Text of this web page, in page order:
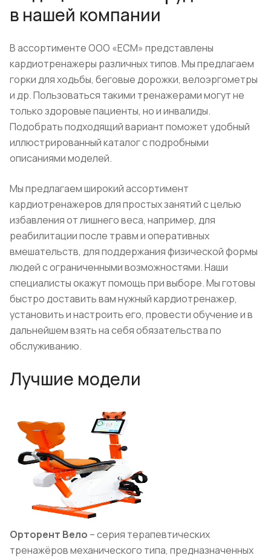
в нашей компании
В ассортименте ООО «ЕСМ» представлены
кардиотренажеры различных типов. Мы предлагаем
горки для ходьбы, беговые дорожки, велоэргометры
и др. Пользоваться такими тренажерами могут не
только здоровые пациенты, но и инвалиды.
Подобрать подходящий вариант поможет удобный
иллюстрированный каталог с подробными
описаниями моделей.
Мы предлагаем широкий ассортимент
кардиотренажеров для простых занятий с целью
избавления от лишнего веса, например, для
реабилитации после травм и оперативных
вмешательств, для поддержания физической формы
людей с ограниченными возможностями. Наши
специалисты окажут помощь при выборе. Мы готовы
быстро доставить вам нужный кардиотренажер,
установить и настроить его, провести обучение и в
дальнейшем взять на себя обязательства по
обслуживанию.
Лучшие модели
Орторент Вело – серия терапевтических
тренажёров механического типа, предназначенных